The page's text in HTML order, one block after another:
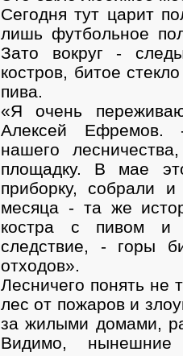
Сегодня тут царит
лишь футбольное
Зато вокруг -
костров, битое
пива.
«Я очень
Алексей Ефремов.
нашего
площадку. В мае
приборку, собрали
месяца - та же
костра с пивом и
следствие, - горы
отходов».
Лесничего понять не
лес от пожаров и
за жилыми домами,
Видимо,